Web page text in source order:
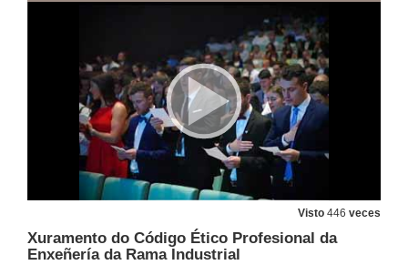
Visto 446 veces
Xuramento do Código Ético Profesional da
Enxeñería da Rama Industrial
1 de xuño de 2017